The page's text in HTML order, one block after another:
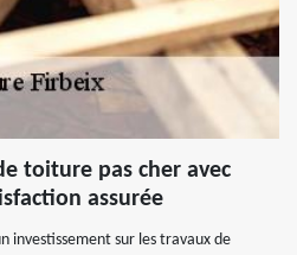
toiture pas cher avec
assurée
investissement sur les travaux de